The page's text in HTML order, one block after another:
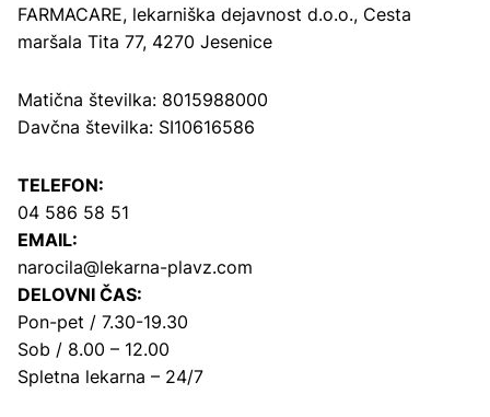
FARMACARE, lekarniška dejavnost d.o.o., Cesta
maršala Tita 77, 4270 Jesenice
Matična številka: 8015988000
Davčna številka: SI10616586
TELEFON:
04 586 58 51
EMAIL:
narocila@lekarna-plavz.com
DELOVNI ČAS:
Pon-pet / 7.30-19.30
Sob / 8.00 – 12.00
Spletna lekarna – 24/7